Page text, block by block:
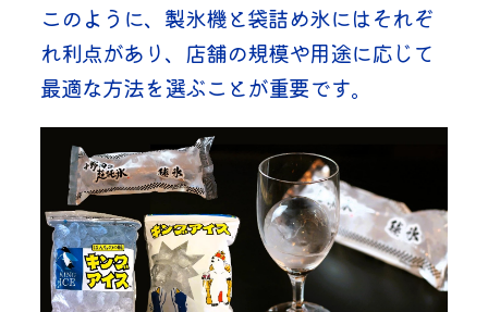
このように、製氷機と袋詰め氷にはそれぞ
れ利点があり、店舗の規模や用途に応じて
最適な方法を選ぶことが重要です。